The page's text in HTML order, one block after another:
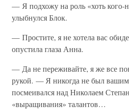
— Я подхожу на роль «хоть
улыбнулся Блок.
— Простите, я не хотела вас
опустила глаза Анна.
— Да не переживайте, я же все
рукой. — Я никогда не был
посмеивался над Николаем
«выращивания» талантов…